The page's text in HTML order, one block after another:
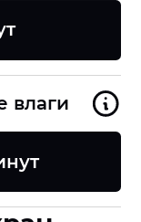
влаги